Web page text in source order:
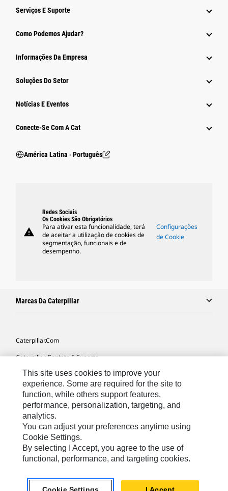
Serviços E Suporte
Como Podemos Ajudar?
Informações Da Empresa
Soluções Do Setor
Notícias E Eventos
Conecte-Se Com A Cat
América Latina ‧ Português
warning
Redes Sociais
Os Cookies São Obrigatórios
Para ativar esta funcionalidade, terá
de aceitar a utilização de cookies de
segmentação, funcionais e de
desempenho.
Configurações
de Cookie
Marcas Da Caterpillar
Caterpillar.com
Caterpillar Contato E Suporte
Minhas Preferências De Marketing
Mapa Do Local
Cookie Settings
Legal
Privacidade
Portuguese
reservados.
This site uses cookies to improve your
experience. Some are required for the site to
function, while others support features,
performance, personalization, targeting, and
analytics.
You can adjust your preferences anytime using
Cookie Settings.
By selecting I Accept, you agree to the use of
functional, performance, and targeting cookies.